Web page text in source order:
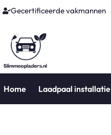
Gecertificeerde vakmannen
Home Laadpaal installatie